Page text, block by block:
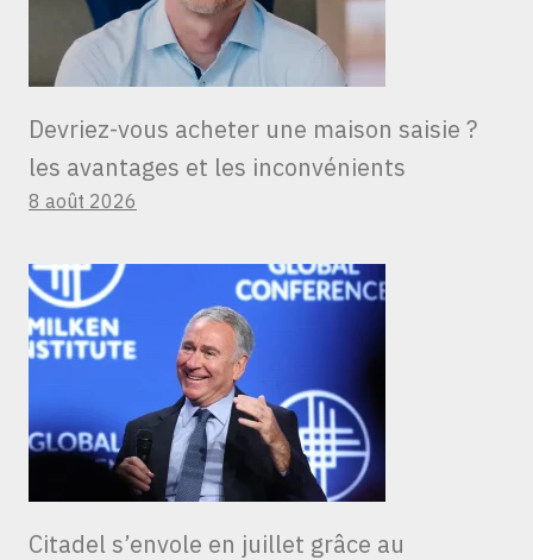
Devriez-vous acheter une maison saisie ?
les avantages et les inconvénients
8 août 2026
Citadel s’envole en juillet grâce au